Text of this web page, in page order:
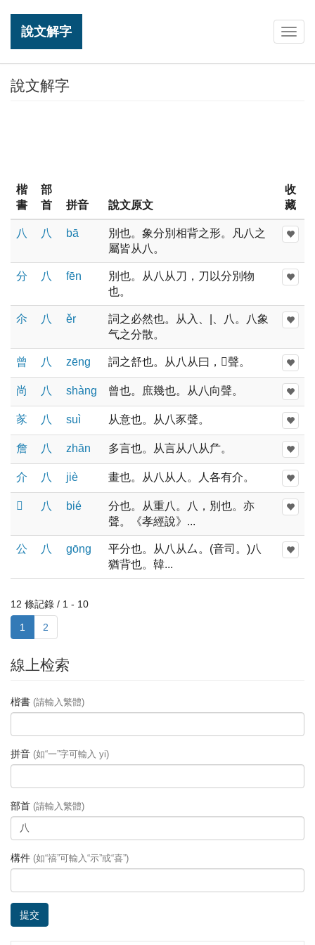
說文解字
說文解字
楷
書
部
首
拼音 說文原文
收
藏
八 八 bā
別也。象分別相背之形。凡八之
屬皆从八。
分 八 fēn
別也。从八从刀，刀以分別物
也。
尒 八 ěr
詞之必然也。从入、|、八。八象
气之分散。
曾 八 zēnɡ 詞之舒也。从八从曰，𡆧聲。
尚 八 shànɡ 曾也。庶幾也。从八向聲。
㒸 八 suì 从意也。从八豕聲。
詹 八 zhān 多言也。从言从八从厃。
介 八 jiè 畫也。从八从人。人各有介。
𠔁 八 bié
分也。从重八。八，別也。亦
聲。《孝經說》...
公 八 ɡōnɡ
平分也。从八从厶。(音司。)八
猶背也。韓...
12 條記錄 / 1 - 10
1 2
線上检索
楷書 (請輸入繁體)
拼音 (如“一”字可輸入 yi)
部首 (請輸入繁體)
構件 (如“禧”可輸入“示”或“喜”)
提交